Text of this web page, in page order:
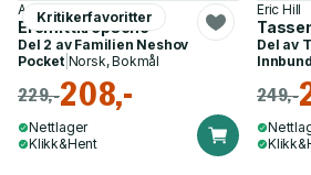
Kritikerfavoritter
Anne B. Ragde
Eremittkrepsene
Del 2 av Familien Neshov
Pocket| Norsk, Bokmål
229,-208,-
Nettlager
Klikk&Hent
Eric Hill
Del av
249,-